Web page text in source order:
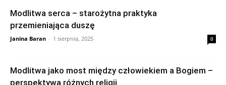
Modlitwa serca – starożytna praktyka
przemieniająca duszę
Janina Baran - 1 sierpnia, 2025 0
Modlitwa jako most między człowiekiem a Bogiem –
perspektywa różnych religii